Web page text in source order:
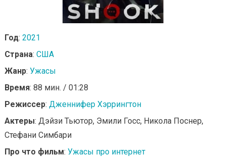
Год: 2021
Страна: США
Жанр: Ужасы
Время: 88 мин. / 01:28
Режиссер: Дженнифер Хэррингтон
Актеры: Дэйзи Тьютор, Эмили Госс, Никола Поснер,
Стефани Симбари
Про что фильм: Ужасы про интернет